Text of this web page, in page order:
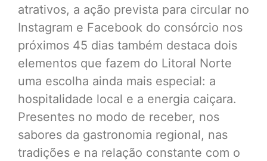
atrativos, a ação prevista para circular no
Instagram e Facebook do consórcio nos
próximos 45 dias também destaca dois
elementos que fazem do Litoral Norte
uma escolha ainda mais especial: a
hospitalidade local e a energia caiçara.
Presentes no modo de receber, nos
sabores da gastronomia regional, nas
tradições e na relação constante com o